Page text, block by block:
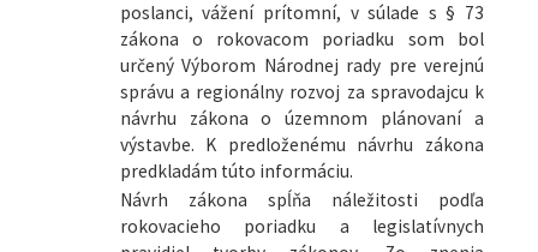
poslanci, vážení prítomní, v súlade s § 73
zákona o rokovacom poriadku som bol
určený Výborom Národnej rady pre verejnú
správu a regionálny rozvoj za spravodajcu k
návrhu zákona o územnom plánovaní a
výstavbe. K predloženému návrhu zákona
predkladám túto informáciu.
Návrh zákona spĺňa náležitosti podľa
rokovacieho poriadku a legislatívnych